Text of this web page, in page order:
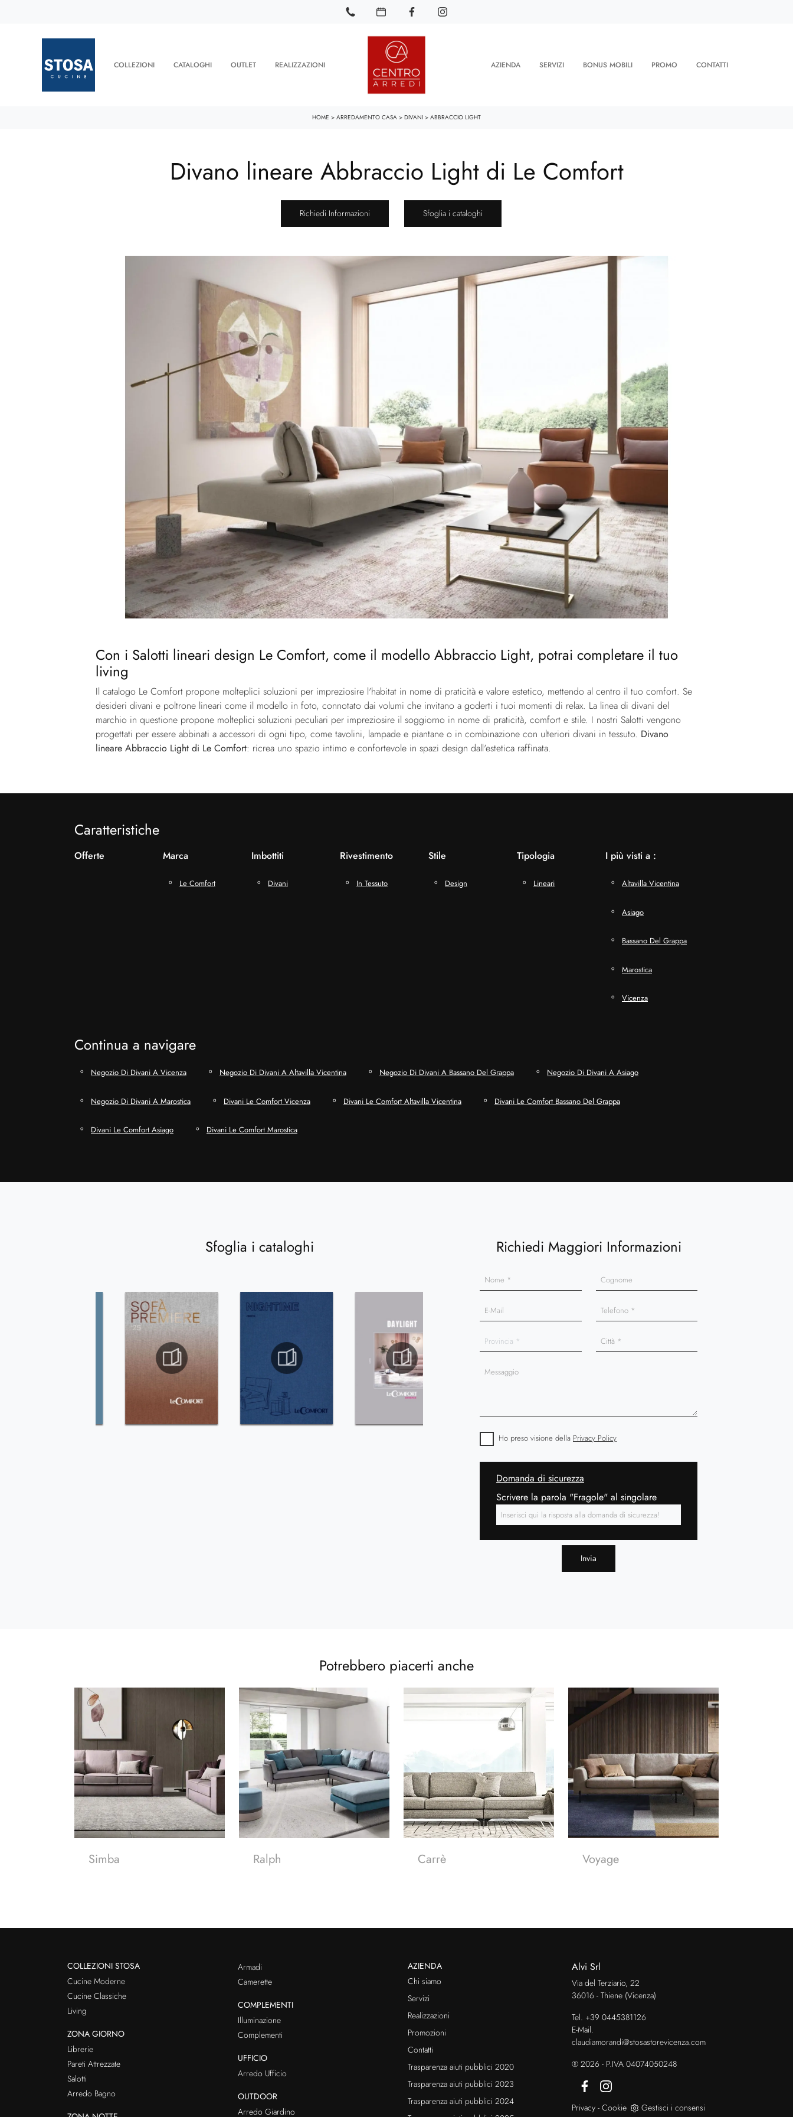
COLLEZIONI CATALOGHI OUTLET REALIZZAZIONI AZIENDA SERVIZI BONUS MOBILI PROMO CONTATTI
HOME > ARREDAMENTO CASA > DIVANI > ABBRACCIO LIGHT
Divano lineare Abbraccio Light di Le Comfort
Richiedi Informazioni Sfoglia i cataloghi
Con i Salotti lineari design Le Comfort, come il modello Abbraccio Light, potrai completare il tuo
living
Il catalogo Le Comfort propone molteplici soluzioni per impreziosire l'habitat in nome di praticità e valore estetico, mettendo al centro il tuo comfort. Se
desideri divani e poltrone lineari come il modello in foto, connotato dai volumi che invitano a goderti i tuoi momenti di relax. La linea di divani del
marchio in questione propone molteplici soluzioni peculiari per impreziosire il soggiorno in nome di praticità, comfort e stile. I nostri Salotti vengono
progettati per essere abbinati a accessori di ogni tipo, come tavolini, lampade e piantane o in combinazione con ulteriori divani in tessuto. Divano
lineare Abbraccio Light di Le Comfort: ricrea uno spazio intimo e confortevole in spazi design dall'estetica raffinata.
Caratteristiche
Offerte Marca
Le Comfort
Imbottiti
Divani
Rivestimento
In Tessuto
Stile
Design
Tipologia
Lineari
I più visti a :
Altavilla Vicentina
Asiago
Bassano Del Grappa
Marostica
Vicenza
Continua a navigare
Negozio Di Divani A Vicenza Negozio Di Divani A Altavilla Vicentina Negozio Di Divani A Bassano Del Grappa Negozio Di Divani A Asiago
Negozio Di Divani A Marostica Divani Le Comfort Vicenza Divani Le Comfort Altavilla Vicentina Divani Le Comfort Bassano Del Grappa
Divani Le Comfort Asiago Divani Le Comfort Marostica
Sfoglia i cataloghi Richiedi Maggiori Informazioni
Ho preso visione della Privacy Policy
Domanda di sicurezza
Scrivere la parola "Fragole" al singolare
Invia
Potrebbero piacerti anche
Simba Ralph Carrè Voyage
COLLEZIONI STOSA
Cucine Moderne
Cucine Classiche
Living
ZONA GIORNO
Librerie
Pareti Attrezzate
Salotti
Arredo Bagno
Armadi
Camerette
COMPLEMENTI
Illuminazione
Complementi
UFFICIO
Arredo Ufficio
OUTDOOR
Arredo Giardino
AZIENDA
Chi siamo
Servizi
Realizzazioni
Promozioni
Contatti
Trasparenza aiuti pubblici 2020
Trasparenza aiuti pubblici 2023
Trasparenza aiuti pubblici 2024
Alvi Srl
Via del Terziario, 22
36016 - Thiene (Vicenza)
Tel. +39 0445381126
E-Mail.
claudiamorandi@stosastorevicenza.com
® 2026 - P.IVA 04074050248
Privacy - Cookie Gestisci i consensi